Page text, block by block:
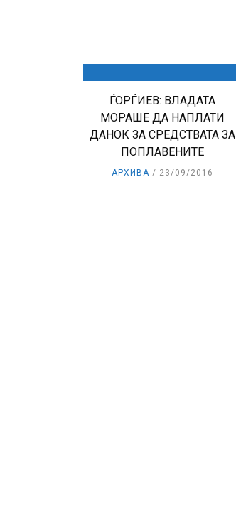
ЃОРЃИЕВ: ВЛАДАТА
МОРАШЕ ДА НАПЛАТИ
ДАНОК ЗА СРЕДСТВАТА ЗА
ПОПЛАВЕНИТЕ
АРХИВА 23/09/2016